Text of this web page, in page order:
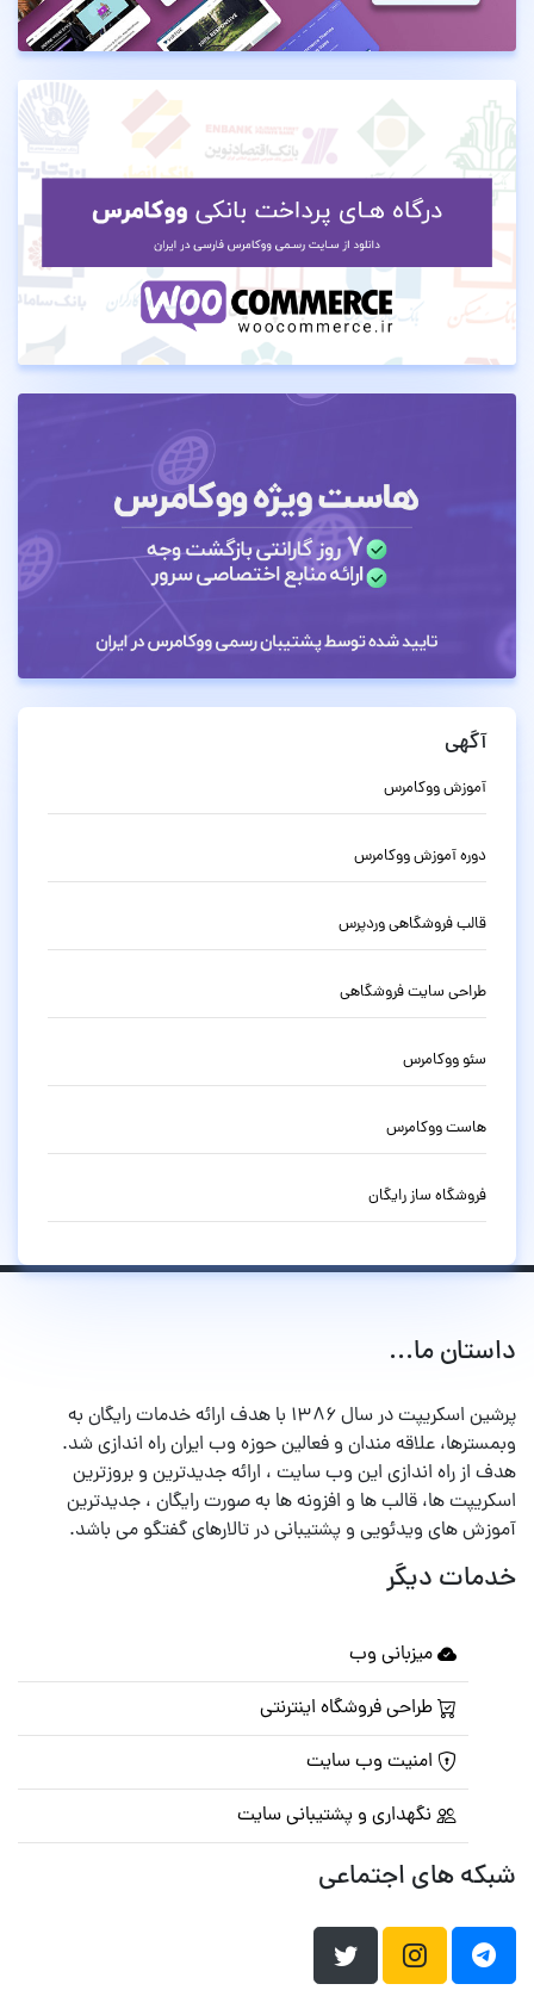
آگهی
آموزش ووکامرس
دوره آموزش ووکامرس
قالب فروشگاهی وردپرس
طراحی سایت فروشگاهی
سئو ووکامرس
هاست ووکامرس
فروشگاه ساز رایگان
داستان ما...
پرشین اسکریپت در سال ۱۳۸۶ با هدف ارائه خدمات رایگان به
وبمسترها، علاقه مندان و فعالین حوزه وب ایران راه اندازی شد.
هدف از راه اندازی این وب سایت ، ارائه جدیدترین و بروزترین
اسکریپت ها، قالب ها و افزونه ها به صورت رایگان ، جدیدترین
آموزش های ویدئویی و پشتیبانی در تالارهای گفتگو می باشد.
خدمات دیگر
میزبانی وب
طراحی فروشگاه اینترنتی
امنیت وب سایت
نگهداری و پشتیبانی سایت
شبکه های اجتماعی